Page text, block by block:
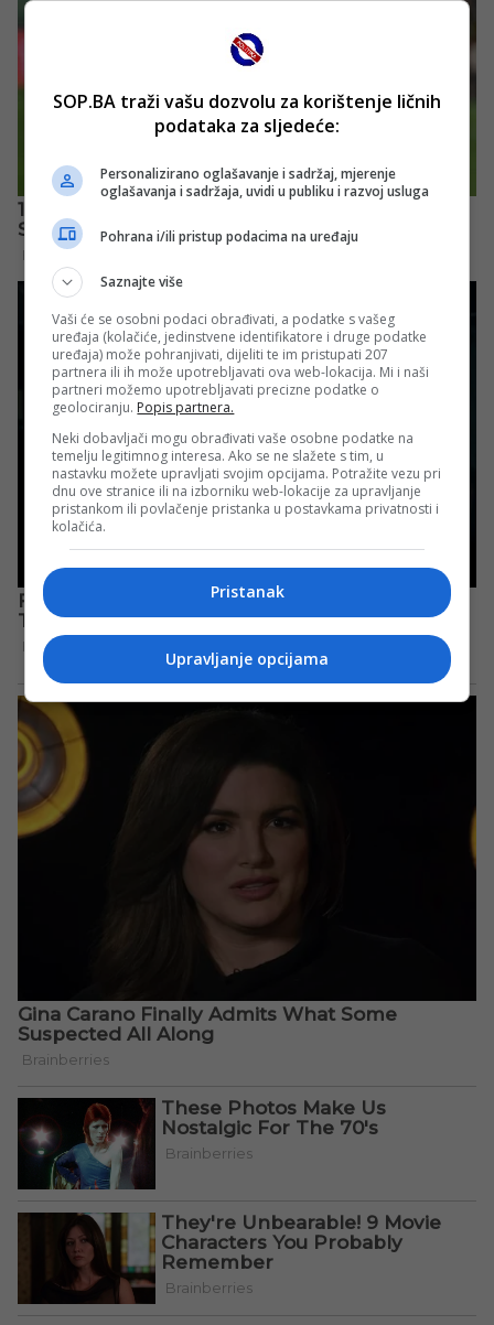
SOP.BA traži vašu dozvolu za korištenje ličnih
podataka za sljedeće:
Personalizirano oglašavanje i sadržaj, mjerenje
oglašavanja i sadržaja, uvidi u publiku i razvoj usluga
Pohrana i/ili pristup podacima na uređaju
Saznajte više
Vaši će se osobni podaci obrađivati, a podatke s vašeg
uređaja (kolačiće, jedinstvene identifikatore i druge podatke
uređaja) može pohranjivati, dijeliti te im pristupati 207
partnera ili ih može upotrebljavati ova web-lokacija. Mi i naši
partneri možemo upotrebljavati precizne podatke o
geolociranju. Popis partnera.
Neki dobavljači mogu obrađivati vaše osobne podatke na
temelju legitimnog interesa. Ako se ne slažete s tim, u
nastavku možete upravljati svojim opcijama. Potražite vezu pri
dnu ove stranice ili na izborniku web-lokacije za upravljanje
pristankom ili povlačenje pristanka u postavkama privatnosti i
kolačića.
Pristanak
Upravljanje opcijama